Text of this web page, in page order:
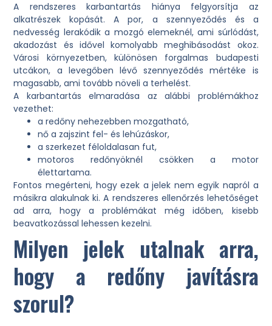
A rendszeres karbantartás hiánya felgyorsítja az
alkatrészek kopását. A por, a szennyeződés és a
nedvesség lerakódik a mozgó elemeknél, ami súrlódást,
akadozást és idővel komolyabb meghibásodást okoz.
Városi környezetben, különösen forgalmas budapesti
utcákon, a levegőben lévő szennyeződés mértéke is
magasabb, ami tovább növeli a terhelést.
A karbantartás elmaradása az alábbi problémákhoz
vezethet:
a redőny nehezebben mozgatható,
nő a zajszint fel- és lehúzáskor,
a szerkezet féloldalasan fut,
motoros redőnyöknél csökken a motor
élettartama.
Fontos megérteni, hogy ezek a jelek nem egyik napról a
másikra alakulnak ki. A rendszeres ellenőrzés lehetőséget
ad arra, hogy a problémákat még időben, kisebb
beavatkozással lehessen kezelni.
Milyen jelek utalnak arra,
hogy a redőny javításra
szorul?